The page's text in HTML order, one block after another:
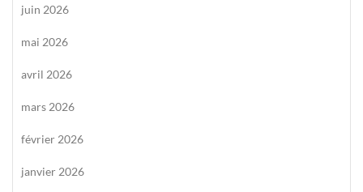
juin 2026
mai 2026
avril 2026
mars 2026
février 2026
janvier 2026